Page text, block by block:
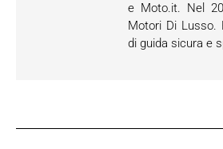
e Moto.it. Nel
Motori Di Lusso.
di guida sicura e